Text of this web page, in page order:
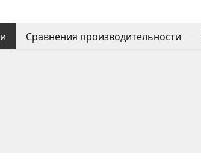
Сравнения производительности